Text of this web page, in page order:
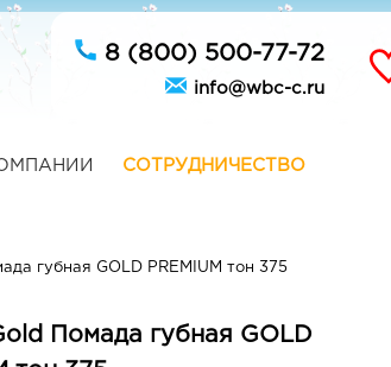
8 (800) 500-77-72
info@wbc-c.ru
СОТРУДНИЧЕСТВО
губная GOLD PREMIUM тон 375
Помада губная GOLD